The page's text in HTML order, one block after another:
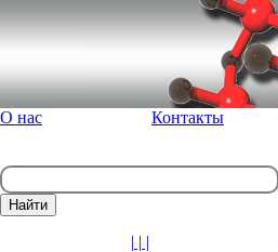
О нас Контакты
| | |